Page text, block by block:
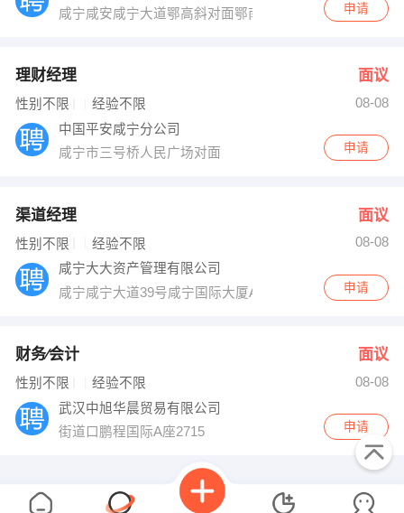
咸宁咸安咸宁大道鄂高斜对面鄂南汉正街
申请
理财经理 面议
性别不限 经验不限
08-08
中国平安咸宁分公司
咸宁市三号桥人民广场对面
申请
渠道经理 面议
性别不限 经验不限
08-08
咸宁大大资产管理有限公司
咸宁咸宁大道39号咸宁国际大厦A座4楼
申请
财务∕会计 面议
性别不限 经验不限
08-08
武汉中旭华晨贸易有限公司
街道口鹏程国际A座2715
申请